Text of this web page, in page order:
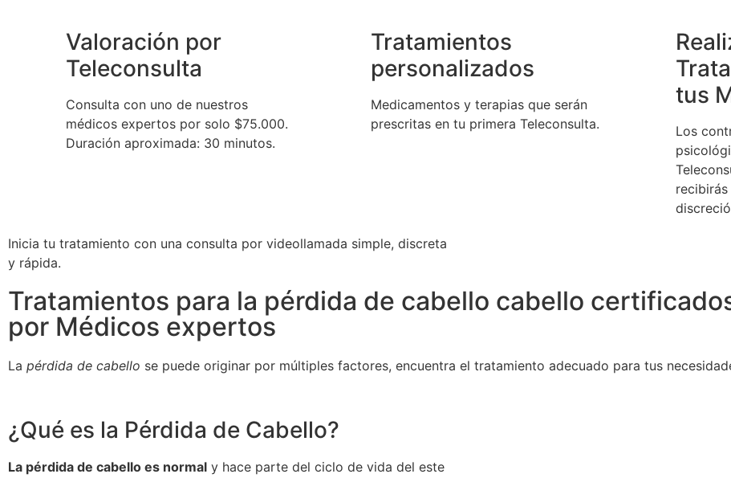
Valoración por
Teleconsulta
Consulta con uno de nuestros
médicos expertos por solo $75.000.
Duración aproximada: 30 minutos.
Tratamientos
personalizados
Medicamentos y terapias que serán
prescritas en tu primera Teleconsulta.
tus
Los
Inicia tu tratamiento con una consulta por videollamada simple, discreta
y rápida.
Tratamientos para la pérdida de cabello cabello
por Médicos expertos
La pérdida de cabello se puede originar por múltiples factores, encuentra el tratamiento adecuado para tus
¿Qué es la Pérdida de Cabello?
La pérdida de cabello es normal y hace parte del ciclo de vida del este